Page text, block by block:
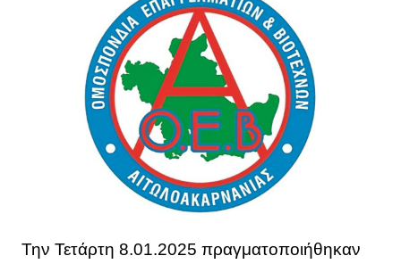
Την Τετάρτη 8.01.2025 πραγματοποιήθηκαν